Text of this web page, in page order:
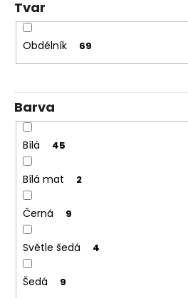
Tvar
Obdélník 69
Barva
Bílá 45
Bílá mat 2
Černá 9
Světle šedá 4
Šedá 9